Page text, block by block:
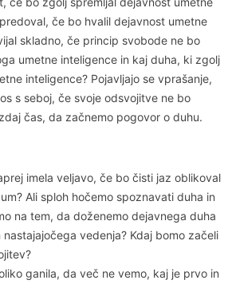
če bo hvalil dejavnost umetne
skladno, če princip svobode ne bo
umetne inteligence in kaj duha, ki zgolj
inteligence? Pojavljajo se vprašanje,
s seboj, če svoje odsvojitve ne bo
čas, da začnemo pogovor o duhu.
imela veljavo, če bo čisti jaz oblikoval
Ali sploh hočemo spoznavati duha in
na tem, da doženemo dejavnega duha
vedenja? Kdaj bomo začeli
ganila, da več ne vemo, kaj je prvo in